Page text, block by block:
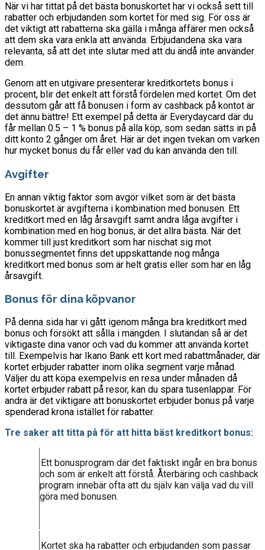
När vi har tittat på det bästa bonuskortet har vi också sett till
rabatter och erbjudanden som kortet för med sig. För oss är
det viktigt att rabatterna ska gälla i många affärer men också
att dem ska vara enkla att använda. Erbjudandena ska vara
relevanta, så att det inte slutar med att du ändå inte använder
dem.
Genom att en utgivare presenterar kreditkortets bonus i
procent, blir det enkelt att förstå fördelen med kortet. Om det
dessutom går att få bonusen i form av cashback på kontot är
det ännu bättre! Ett exempel på detta är Everydaycard där du
får mellan 0.5 – 1 % bonus på alla köp, som sedan sätts in på
ditt konto 2 gånger om året. Här är det ingen tvekan om varken
hur mycket bonus du får eller vad du kan använda den till.
Avgifter
En annan viktig faktor som avgör vilket som är det bästa
bonuskortet är avgifterna i kombination med bonusen. Ett
kreditkort med en låg årsavgift samt andra låga avgifter i
kombination med en hög bonus, är det allra bästa. När det
kommer till just kreditkort som har nischat sig mot
bonussegmentet finns det uppskattande nog många
kreditkort med bonus som är helt gratis eller som har en låg
årsavgift.
Bonus för dina köpvanor
På denna sida har vi gått igenom många bra kreditkort med
bonus och försökt att sålla i mängden. I slutändan så är det
viktigaste dina vanor och vad du kommer att använda kortet
till. Exempelvis har Ikano Bank ett kort med rabattmånader, där
kortet erbjuder rabatter inom olika segment varje månad.
Väljer du att köpa exempelvis en resa under månaden då
kortet erbjuder rabatt på resor, kan du spara tusenlappar. För
andra är det viktigare att bonuskortet erbjuder bonus på varje
spenderad krona istället för rabatter.
Tre saker att titta på för att hitta bäst kreditkort bonus:
Ett bonusprogram där det faktiskt ingår en bra bonus
och som är enkelt att förstå. Återbäring och cashback
program innebär ofta att du själv kan välja vad du vill
göra med bonusen.
Kortet ska ha rabatter och erbjudanden som passar